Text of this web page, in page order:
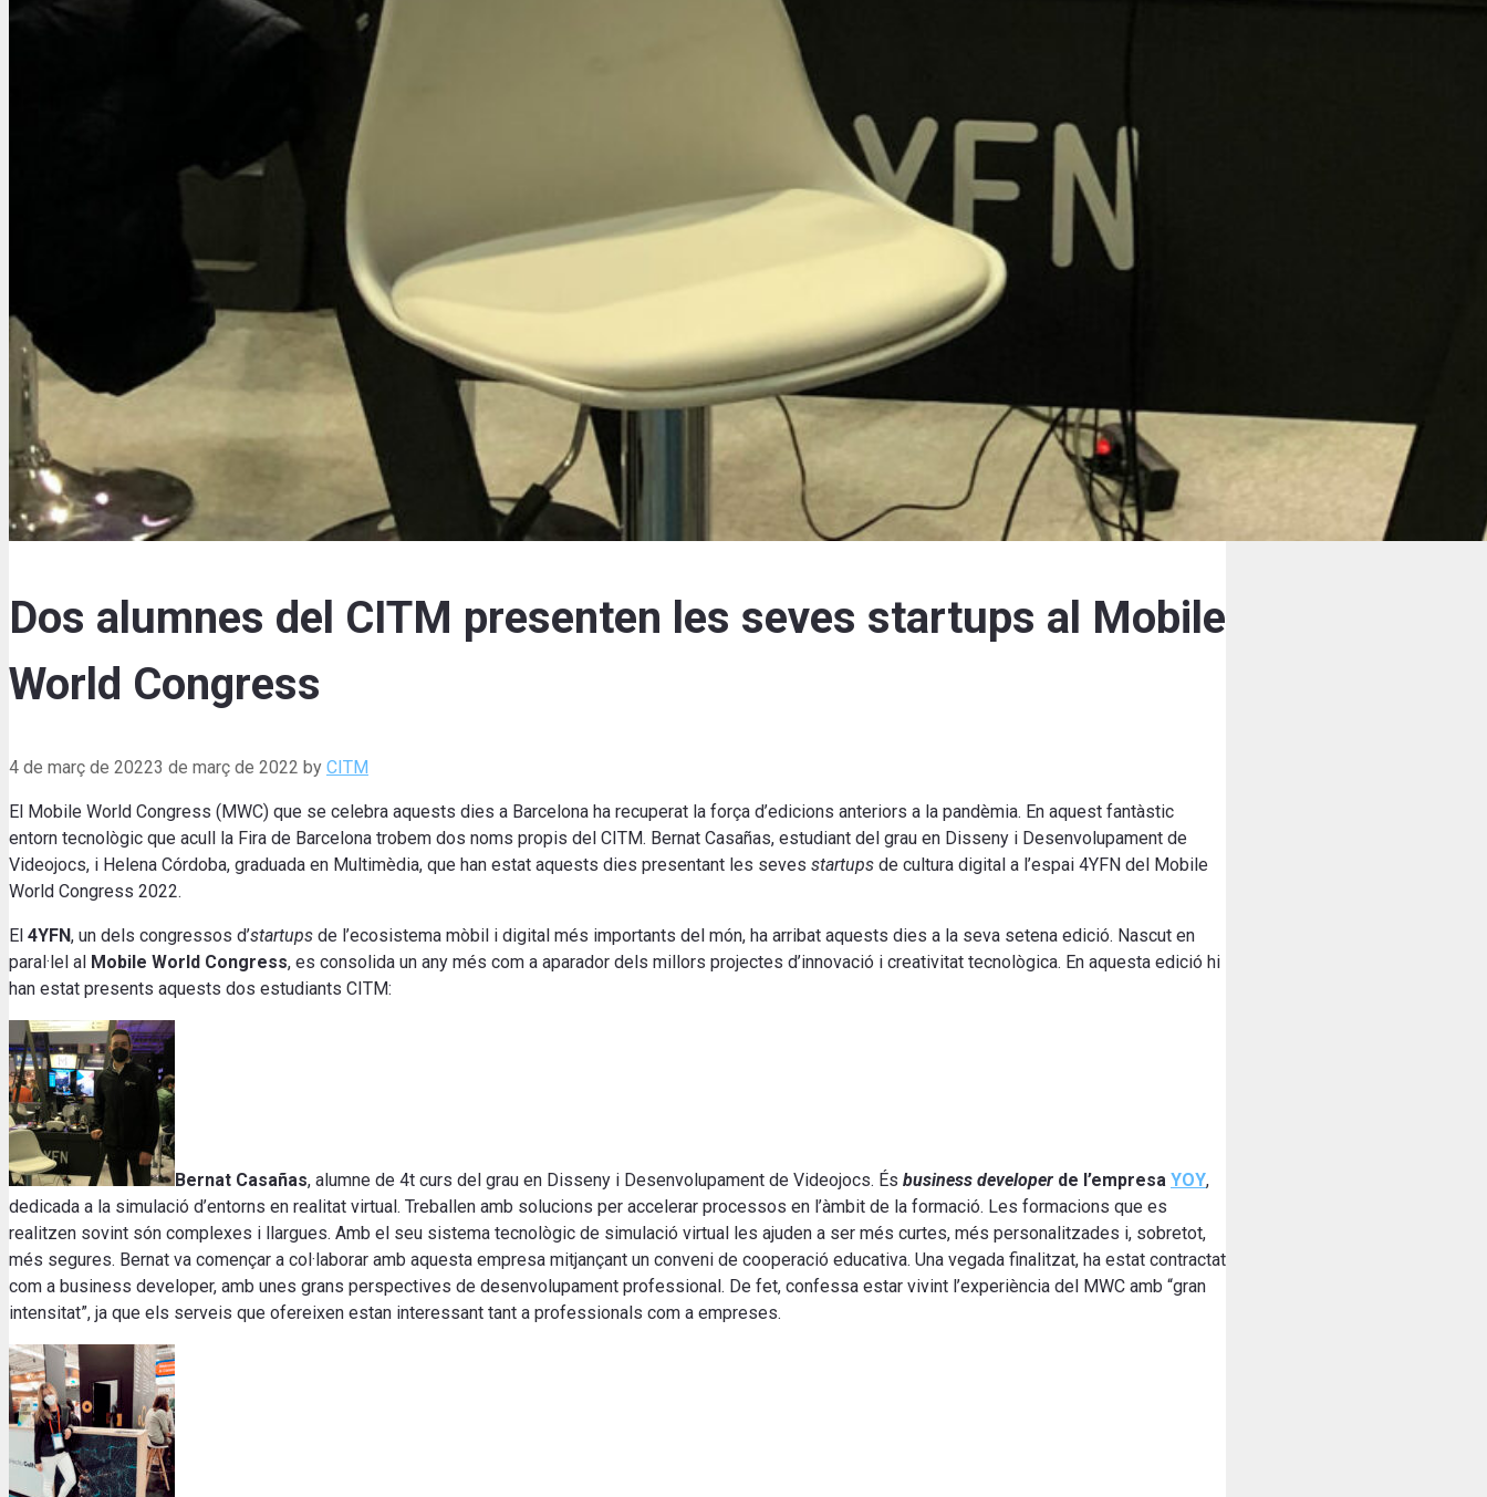
Dos alumnes del CITM presenten les seves startups al Mobile
World Congress
4 de març de 20223 de març de 2022 by CITM
El Mobile World Congress (MWC) que se celebra aquests dies a Barcelona ha recuperat la força d’edicions anteriors a la pandèmia. En aquest fantàstic
entorn tecnològic que acull la Fira de Barcelona trobem dos noms propis del CITM. Bernat Casañas, estudiant del grau en Disseny i Desenvolupament de
Videojocs, i Helena Córdoba, graduada en Multimèdia, que han estat aquests dies presentant les seves startups de cultura digital a l’espai 4YFN del Mobile
World Congress 2022.
El 4YFN, un dels congressos d’startups de l’ecosistema mòbil i digital més importants del món, ha arribat aquests dies a la seva setena edició. Nascut en
paral·lel al Mobile World Congress, es consolida un any més com a aparador dels millors projectes d’innovació i creativitat tecnològica. En aquesta edició hi
han estat presents aquests dos estudiants CITM:
Bernat Casañas, alumne de 4t curs del grau en Disseny i Desenvolupament de Videojocs. És business developer de l’empresa YOY,
dedicada a la simulació d’entorns en realitat virtual. Treballen amb solucions per accelerar processos en l’àmbit de la formació. Les formacions que es
realitzen sovint són complexes i llargues. Amb el seu sistema tecnològic de simulació virtual les ajuden a ser més curtes, més personalitzades i, sobretot,
més segures. Bernat va començar a col·laborar amb aquesta empresa mitjançant un conveni de cooperació educativa. Una vegada finalitzat, ha estat contractat
com a business developer, amb unes grans perspectives de desenvolupament professional. De fet, confessa estar vivint l’experiència del MWC amb “gran
intensitat”, ja que els serveis que ofereixen estan interessant tant a professionals com a empreses.